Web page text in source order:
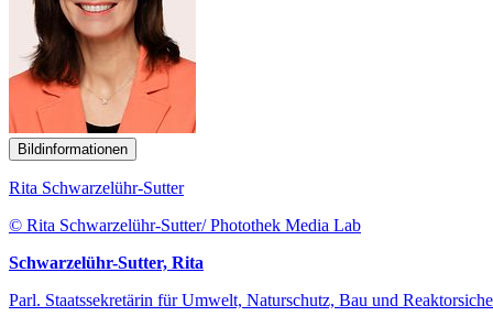
Bildinformationen
Rita Schwarzelühr-Sutter
© Rita Schwarzelühr-Sutter/ Photothek Media Lab
Schwarzelühr-Sutter, Rita
Parl. Staatssekretärin für Umwelt, Naturschutz, Bau und